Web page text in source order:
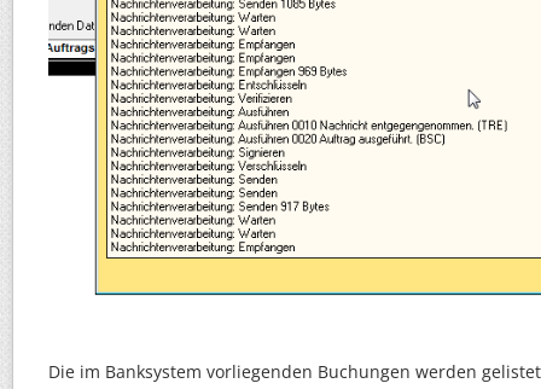
Die im Banksystem vorliegenden Buchungen werden